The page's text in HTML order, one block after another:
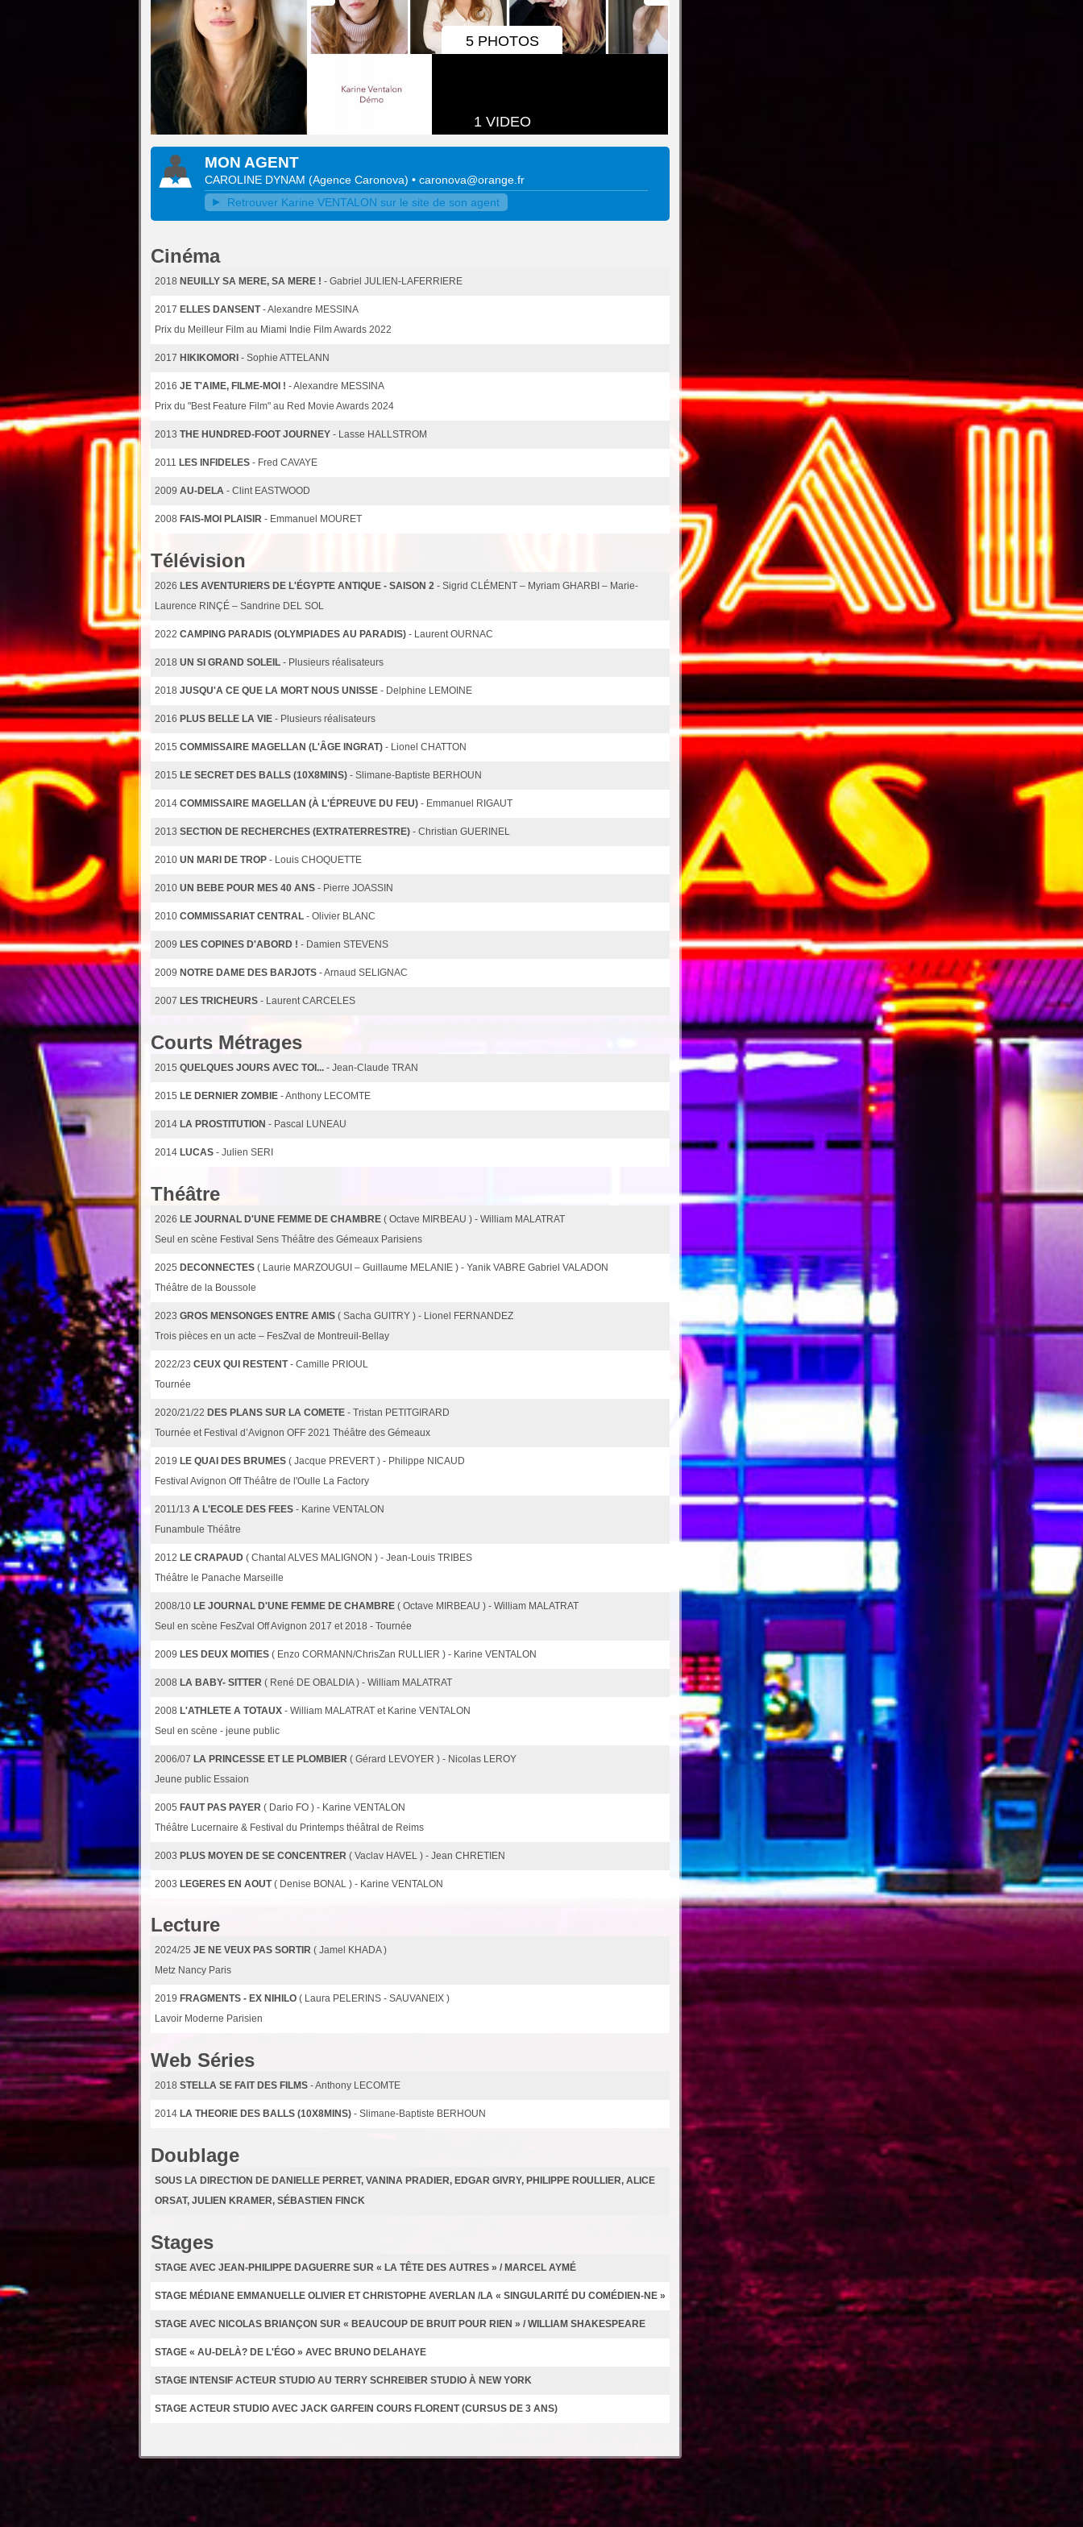
5 PHOTOS
1 VIDEO
MON AGENT
CAROLINE DYNAM (Agence Caronova) • caronova@orange.fr
Retrouver Karine VENTALON sur le site de son agent
Cinéma
2018 NEUILLY SA MERE, SA MERE ! - Gabriel JULIEN-LAFERRIERE
2017 ELLES DANSENT - Alexandre MESSINA
Prix du Meilleur Film au Miami Indie Film Awards 2022
2017 HIKIKOMORI - Sophie ATTELANN
2016 JE T'AIME, FILME-MOI ! - Alexandre MESSINA
Prix du "Best Feature Film" au Red Movie Awards 2024
2013 THE HUNDRED-FOOT JOURNEY - Lasse HALLSTROM
2011 LES INFIDELES - Fred CAVAYE
2009 AU-DELA - Clint EASTWOOD
2008 FAIS-MOI PLAISIR - Emmanuel MOURET
Télévision
2026 LES AVENTURIERS DE L'ÉGYPTE ANTIQUE - SAISON 2 - Sigrid CLÉMENT – Myriam GHARBI – Marie-
Laurence RINÇÉ – Sandrine DEL SOL
2022 CAMPING PARADIS (OLYMPIADES AU PARADIS) - Laurent OURNAC
2018 UN SI GRAND SOLEIL - Plusieurs réalisateurs
2018 JUSQU'A CE QUE LA MORT NOUS UNISSE - Delphine LEMOINE
2016 PLUS BELLE LA VIE - Plusieurs réalisateurs
2015 COMMISSAIRE MAGELLAN (L'ÂGE INGRAT) - Lionel CHATTON
2015 LE SECRET DES BALLS (10X8MINS) - Slimane-Baptiste BERHOUN
2014 COMMISSAIRE MAGELLAN (À L'ÉPREUVE DU FEU) - Emmanuel RIGAUT
2013 SECTION DE RECHERCHES (EXTRATERRESTRE) - Christian GUERINEL
2010 UN MARI DE TROP - Louis CHOQUETTE
2010 UN BEBE POUR MES 40 ANS - Pierre JOASSIN
2010 COMMISSARIAT CENTRAL - Olivier BLANC
2009 LES COPINES D'ABORD ! - Damien STEVENS
2009 NOTRE DAME DES BARJOTS - Arnaud SELIGNAC
2007 LES TRICHEURS - Laurent CARCELES
Courts Métrages
2015 QUELQUES JOURS AVEC TOI... - Jean-Claude TRAN
2015 LE DERNIER ZOMBIE - Anthony LECOMTE
2014 LA PROSTITUTION - Pascal LUNEAU
2014 LUCAS - Julien SERI
Théâtre
2026 LE JOURNAL D'UNE FEMME DE CHAMBRE ( Octave MIRBEAU ) - William MALATRAT
Seul en scène Festival Sens Théâtre des Gémeaux Parisiens
2025 DECONNECTES ( Laurie MARZOUGUI – Guillaume MELANIE ) - Yanik VABRE Gabriel VALADON
Théâtre de la Boussole
2023 GROS MENSONGES ENTRE AMIS ( Sacha GUITRY ) - Lionel FERNANDEZ
Trois pièces en un acte – FesZval de Montreuil-Bellay
2022/23 CEUX QUI RESTENT - Camille PRIOUL
Tournée
2020/21/22 DES PLANS SUR LA COMETE - Tristan PETITGIRARD
Tournée et Festival d’Avignon OFF 2021 Théâtre des Gémeaux
2019 LE QUAI DES BRUMES ( Jacque PREVERT ) - Philippe NICAUD
Festival Avignon Off Théâtre de l'Oulle La Factory
2011/13 A L'ECOLE DES FEES - Karine VENTALON
Funambule Théâtre
2012 LE CRAPAUD ( Chantal ALVES MALIGNON ) - Jean-Louis TRIBES
Théâtre le Panache Marseille
2008/10 LE JOURNAL D'UNE FEMME DE CHAMBRE ( Octave MIRBEAU ) - William MALATRAT
Seul en scène FesZval Off Avignon 2017 et 2018 - Tournée
2009 LES DEUX MOITIES ( Enzo CORMANN/ChrisZan RULLIER ) - Karine VENTALON
2008 LA BABY- SITTER ( René DE OBALDIA ) - William MALATRAT
2008 L'ATHLETE A TOTAUX - William MALATRAT et Karine VENTALON
Seul en scène - jeune public
2006/07 LA PRINCESSE ET LE PLOMBIER ( Gérard LEVOYER ) - Nicolas LEROY
Jeune public Essaion
2005 FAUT PAS PAYER ( Dario FO ) - Karine VENTALON
Théâtre Lucernaire & Festival du Printemps théâtral de Reims
2003 PLUS MOYEN DE SE CONCENTRER ( Vaclav HAVEL ) - Jean CHRETIEN
2003 LEGERES EN AOUT ( Denise BONAL ) - Karine VENTALON
Lecture
2024/25 JE NE VEUX PAS SORTIR ( Jamel KHADA )
Metz Nancy Paris
2019 FRAGMENTS - EX NIHILO ( Laura PELERINS - SAUVANEIX )
Lavoir Moderne Parisien
Web Séries
2018 STELLA SE FAIT DES FILMS - Anthony LECOMTE
2014 LA THEORIE DES BALLS (10X8MINS) - Slimane-Baptiste BERHOUN
Doublage
SOUS LA DIRECTION DE DANIELLE PERRET, VANINA PRADIER, EDGAR GIVRY, PHILIPPE ROULLIER, ALICE
ORSAT, JULIEN KRAMER, SÉBASTIEN FINCK
Stages
STAGE AVEC JEAN-PHILIPPE DAGUERRE SUR « LA TÊTE DES AUTRES » / MARCEL AYMÉ
STAGE MÉDIANE EMMANUELLE OLIVIER ET CHRISTOPHE AVERLAN /LA « SINGULARITÉ DU COMÉDIEN-NE »
STAGE AVEC NICOLAS BRIANÇON SUR « BEAUCOUP DE BRUIT POUR RIEN » / WILLIAM SHAKESPEARE
STAGE « AU-DELÀ? DE L'ÉGO » AVEC BRUNO DELAHAYE
STAGE INTENSIF ACTEUR STUDIO AU TERRY SCHREIBER STUDIO À NEW YORK
STAGE ACTEUR STUDIO AVEC JACK GARFEIN COURS FLORENT (CURSUS DE 3 ANS)